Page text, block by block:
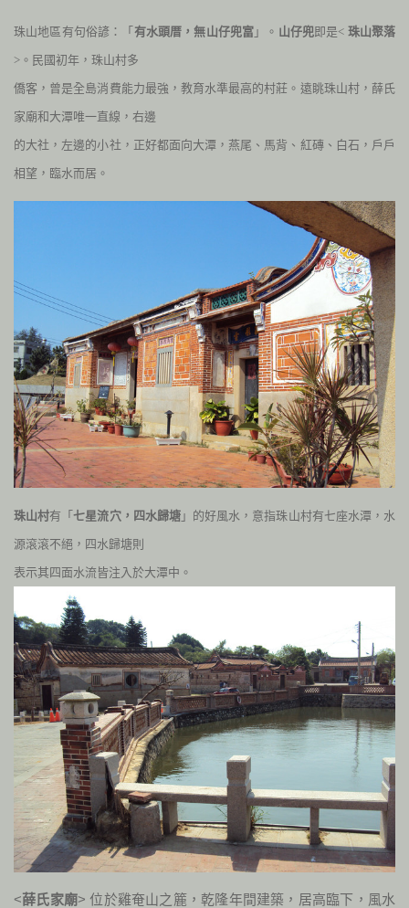
珠山地區有句俗諺：「 有水頭厝，無山仔兜富 」。 山仔兜即是< 珠山聚落
>。民國初年，珠山村多
僑客，曾是全島消費能力最強，教育水準最高的村莊。遠眺珠山村，薛氏
家廟和大潭唯一直線，右邊
的大社，左邊的小社，正好都面向大潭，燕尾、馬背、紅磚、白石，戶戶
相望，臨水而居。
珠山村有「七星流穴，四水歸塘」的好風水，意指珠山村有七座水潭，水
源滾滾不絕，四水歸塘則
表示其四面水流皆注入於大潭中。
<薛氏家廟> 位於雞奄山之簏，乾隆年間建築，居高臨下，風水